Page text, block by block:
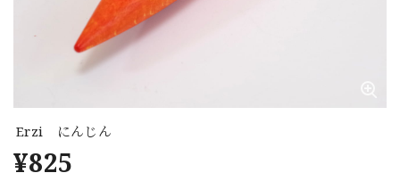
Erzi にんじん
¥825